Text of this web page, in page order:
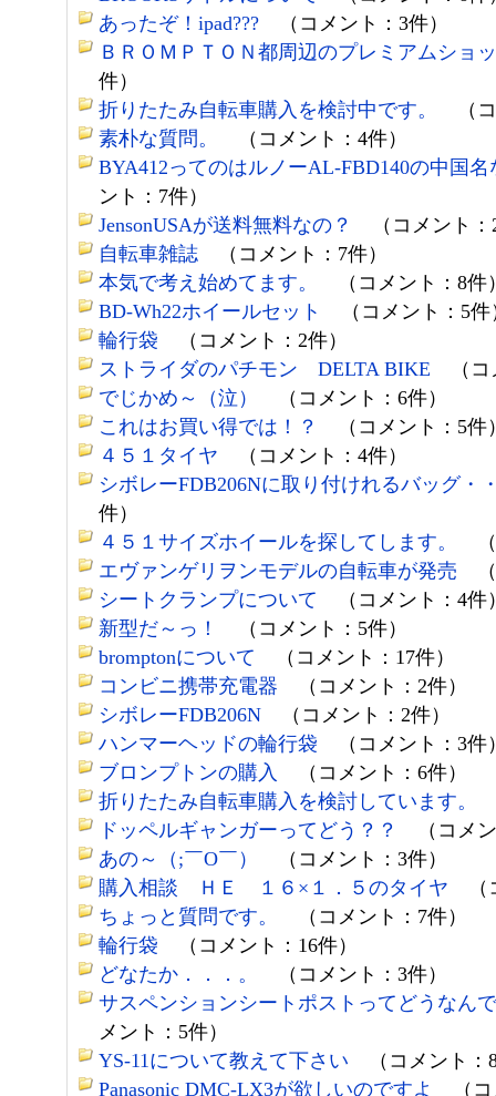
あったぞ！ipad??? （コメント：3件）
ＢＲＯＭＰＴＯＮ都周辺のプレミアムショ
件）
折りたたみ自転車購入を検討中です。
（コ
素朴な質問。
（コメント：4件）
BYA412ってのはルノーAL-FBD140の中国
ント：7件）
JensonUSAが送料無料なの？
（コメント：
自転車雑誌 （コメント：7件）
本気で考え始めてます。
（コメント：8件
BD-Wh22ホイールセット
（コメント：5件
輪行袋 （コメント：2件）
ストライダのパチモン DELTA BIKE （コ
でじかめ～（泣）
（コメント：6件）
これはお買い得では！？
（コメント：5件
４５１タイヤ （コメント：4件）
シボレーFDB206Nに取り付けれるバッグ・
件）
４５１サイズホイールを探してします。
（
エヴァンゲリヲンモデルの自転車が発売 （
シートクランプについて （コメント：4件
新型だ～っ！
（コメント：5件）
bromptonについて （コメント：17件）
コンビニ携帯充電器 （コメント：2件）
シボレーFDB206N （コメント：2件）
ハンマーヘッドの輪行袋 （コメント：3件
ブロンプトンの購入
（コメント：6件）
折りたたみ自転車購入を検討しています。
ドッペルギャンガーってどう？？
（コメ
あの～（;￣O￣）
（コメント：3件）
購入相談 ＨＥ １６×１．５のタイヤ （
ちょっと質問です。
（コメント：7件）
輪行袋 （コメント：16件）
どなたか．．．。
（コメント：3件）
サスペンションシートポストってどうなん
メント：5件）
YS-11について教えて下さい （コメント：
Panasonic DMC-LX3が欲しいのですよ
（コ